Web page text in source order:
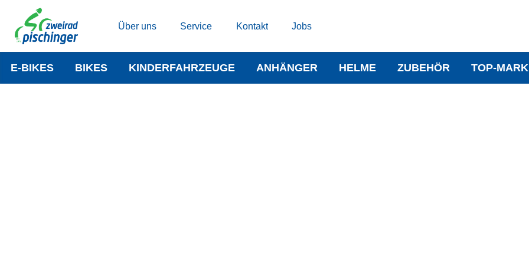
Über uns Service Kontakt Jobs
E-BIKES BIKES KINDERFAHRZEUGE ANHÄNGER HELME ZUBEHÖR TOP-